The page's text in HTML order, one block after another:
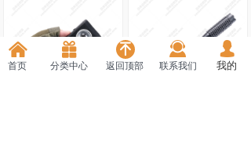
낀 끣 녠 끤
分类中心 返回顶部 联系我们
首页
넙
我的